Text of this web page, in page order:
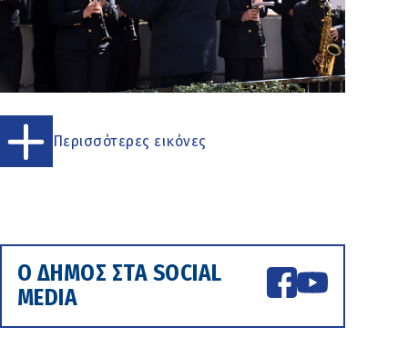
Περισσότερες εικόνες
Ο ΔΗΜΟΣ ΣΤΑ SOCIAL
MEDIA